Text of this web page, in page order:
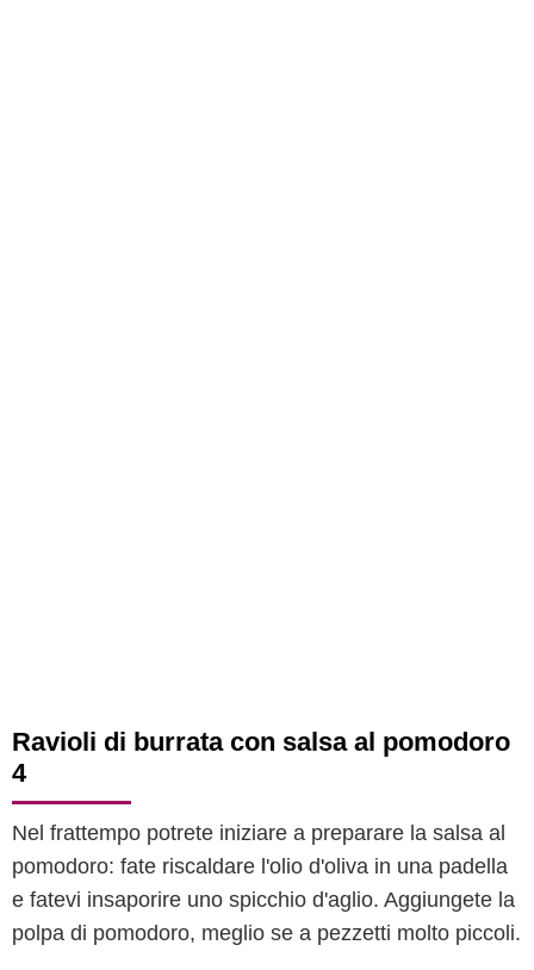
Ravioli di burrata con salsa al pomodoro
4
Nel frattempo potrete iniziare a preparare la salsa al
pomodoro: fate riscaldare l'olio d'oliva in una padella
e fatevi insaporire uno spicchio d'aglio. Aggiungete la
polpa di pomodoro, meglio se a pezzetti molto piccoli.